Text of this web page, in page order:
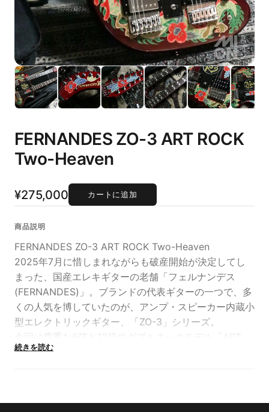
FERNANDES ZO-3 ART ROCK
Two-Heaven
¥275,000 カートに追加
商品説明
FERNANDES ZO-3 ART ROCK Two-Heaven
2025年7月に惜しまれながらも破産開始が決定してし
まった、国産エレキギターの老舗「フェルナンデス
(FERNANDES)」。ブランドの代表ギターの一つで、多
くの人気を博していたのが、アンプ・スピーカー内蔵小
型エレクトリックギター、「ZO-3」シリーズ。
今回は貴重な6弦と12弦のダブルネックモデル「ART
ROCK Two-Heaven」が入荷しました！重量は4.96kg
続きを読む